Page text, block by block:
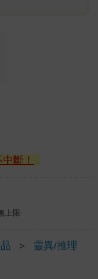
斷！
上限
＞ 靈異/推理